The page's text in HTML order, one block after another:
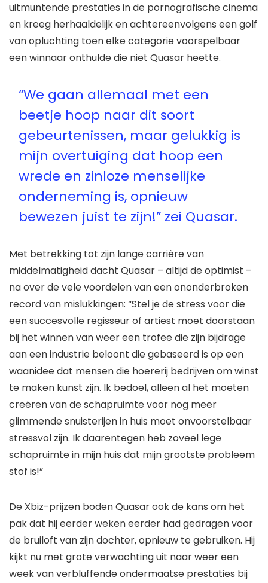
uitmuntende prestaties in de pornografische cinema
en kreeg herhaaldelijk en achtereenvolgens een golf
van opluchting toen elke categorie voorspelbaar
een winnaar onthulde die niet Quasar heette.
“We gaan allemaal met een
beetje hoop naar dit soort
gebeurtenissen, maar gelukkig is
mijn overtuiging dat hoop een
wrede en zinloze menselijke
onderneming is, opnieuw
bewezen juist te zijn!” zei Quasar.
Met betrekking tot zijn lange carrière van
middelmatigheid dacht Quasar – altijd de optimist –
na over de vele voordelen van een ononderbroken
record van mislukkingen: “Stel je de stress voor die
een succesvolle regisseur of artiest moet doorstaan ​​
bij het winnen van weer een trofee die zijn bijdrage
aan een industrie beloont die gebaseerd is op een
waanidee dat mensen die hoererij bedrijven om winst
te maken kunst zijn. Ik bedoel, alleen al het moeten
creëren van de schapruimte voor nog meer
glimmende snuisterijen in huis moet onvoorstelbaar
stressvol zijn. Ik daarentegen heb zoveel lege
schapruimte in mijn huis dat mijn grootste probleem
stof is!”
De Xbiz-prijzen boden Quasar ook de kans om het
pak dat hij eerder weken eerder had gedragen voor
de bruiloft van zijn dochter, opnieuw te gebruiken. Hij
kijkt nu met grote verwachting uit naar weer een
week van verbluffende ondermaatse prestaties bij